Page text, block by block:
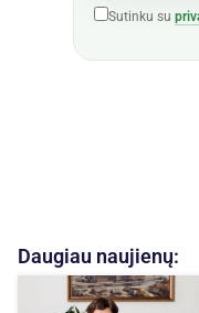
Sutinku su
Daugiau naujienų: